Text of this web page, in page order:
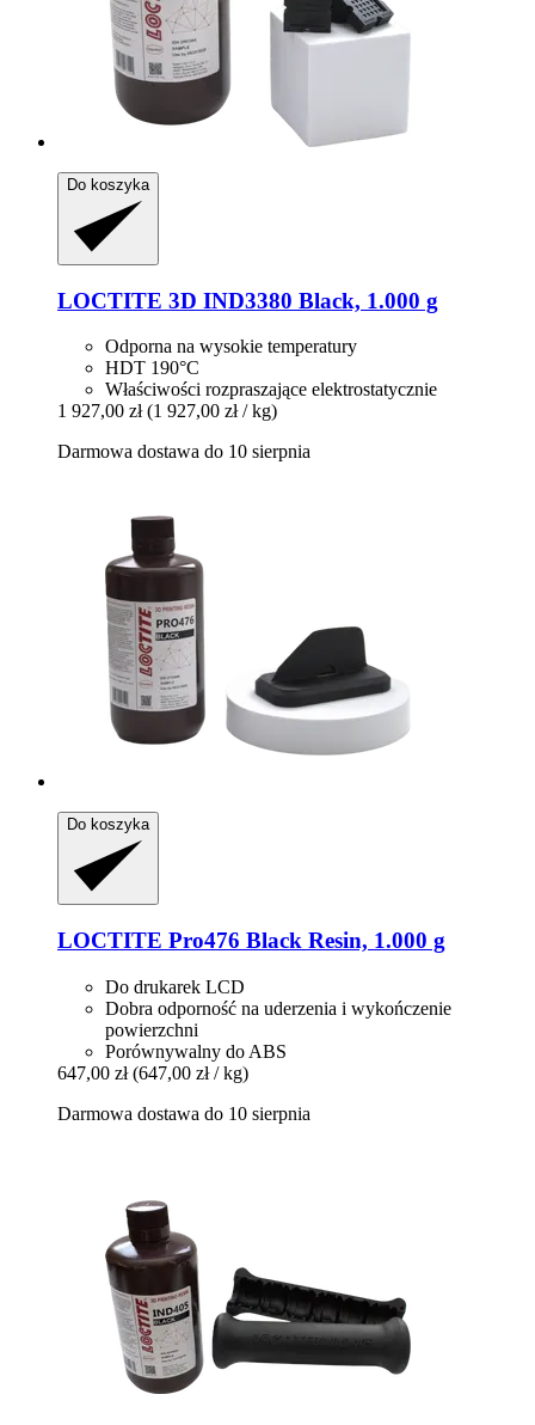
Do koszyka
LOCTITE 3D IND3380 Black, 1.000 g
Odporna na wysokie temperatury
HDT 190°C
Właściwości rozpraszające elektrostatycznie
1 927,00 zł (1 927,00 zł / kg)
Darmowa dostawa do 10 sierpnia
Do koszyka
LOCTITE Pro476 Black Resin, 1.000 g
Do drukarek LCD
Dobra odporność na uderzenia i wykończenie
powierzchni
Porównywalny do ABS
647,00 zł (647,00 zł / kg)
Darmowa dostawa do 10 sierpnia